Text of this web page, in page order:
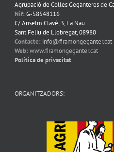
Agrupació de Colles Geganteres de
Nif: G-58548116
C/ Anselm Clavé, 3, La Nau
Sant Feliu de Llobregat, 08980
Contacte: info@firamongeganter.cat
Web: www.firamongeganter.cat
Política de privacitat
ORGANITZADORS: